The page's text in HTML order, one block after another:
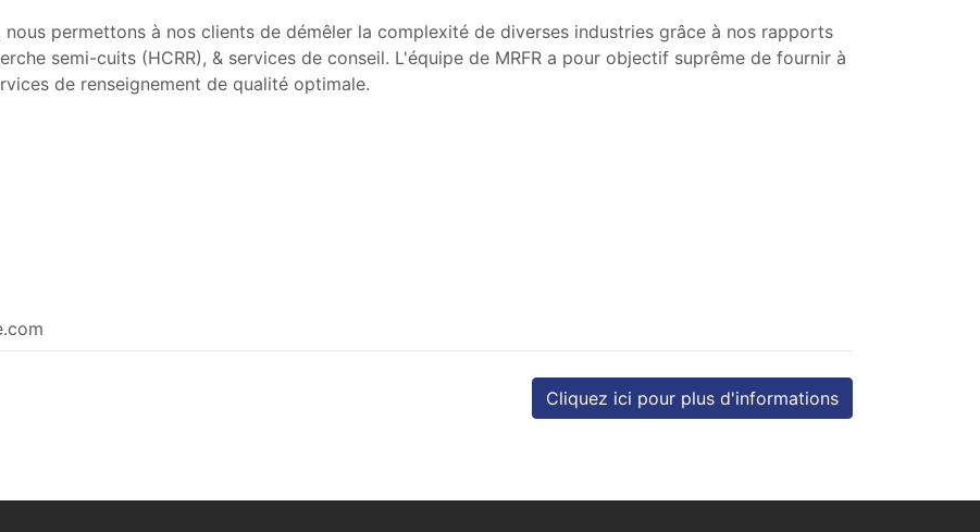
nous permettons à nos clients de démêler la complexité de diverses industries grâce à nos rapports
semi-cuits (HCRR), & services de conseil. L'équipe de MRFR a pour objectif suprême de fournir à
de renseignement de qualité optimale.
Cliquez ici pour plus d'informations